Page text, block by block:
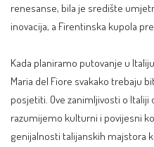
renesanse, bila je središte
inovacija, a Firentinska kupola
Kada planiramo putovanje u
Maria del Fiore svakako trebaju
posjetiti. Ove zanimljivosti o
razumijemo kulturni i povijesni
genijalnosti talijanskih majstora